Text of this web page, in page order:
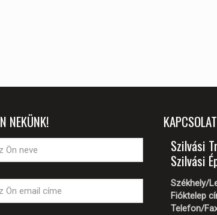
NEKÜNK!
KAPCSOLAT
Szilvási
Szilvási
Székhely/
Fióktelep
Telefon/